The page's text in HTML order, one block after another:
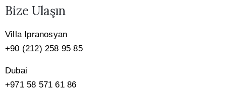
Bize Ulaşın
Villa Ipranosyan
+90 (212) 258 95 85
Dubai
+971 58 571 61 86